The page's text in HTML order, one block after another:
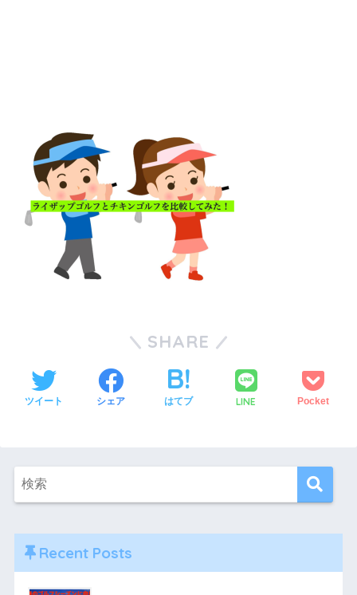
SHARE
ツイート シェア はてブ LINE Pocket
Recent Posts